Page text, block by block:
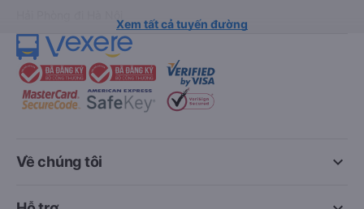
Xem tất cả tuyến đường
keyboard_arrow_down
Về chúng tôi